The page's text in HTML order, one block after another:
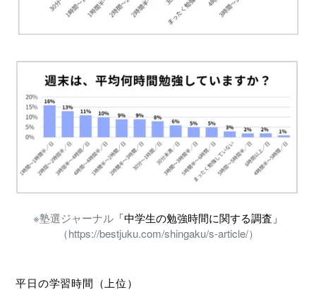
※塾選ジャーナル 「中学生の勉強時間に関する調査」
（https://bestjuku.com/shingaku/s-article/）
平日の学習時間（上位）